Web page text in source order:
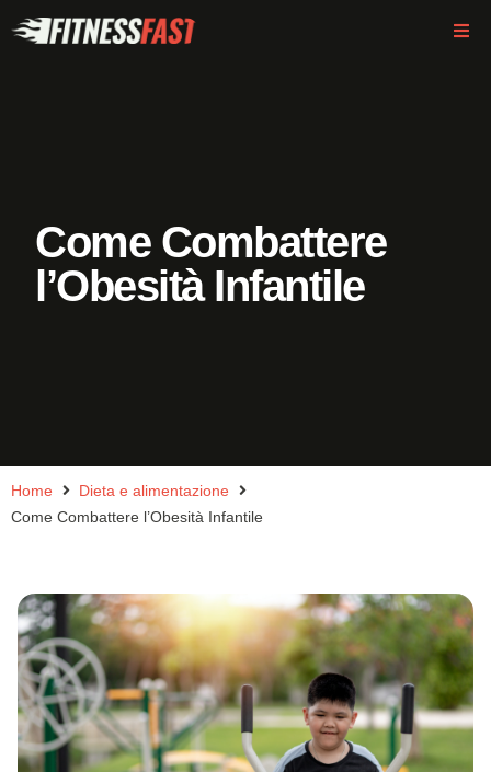
Come Combattere
l’Obesità Infantile
Home
Dieta e alimentazione
Come Combattere l’Obesità Infantile